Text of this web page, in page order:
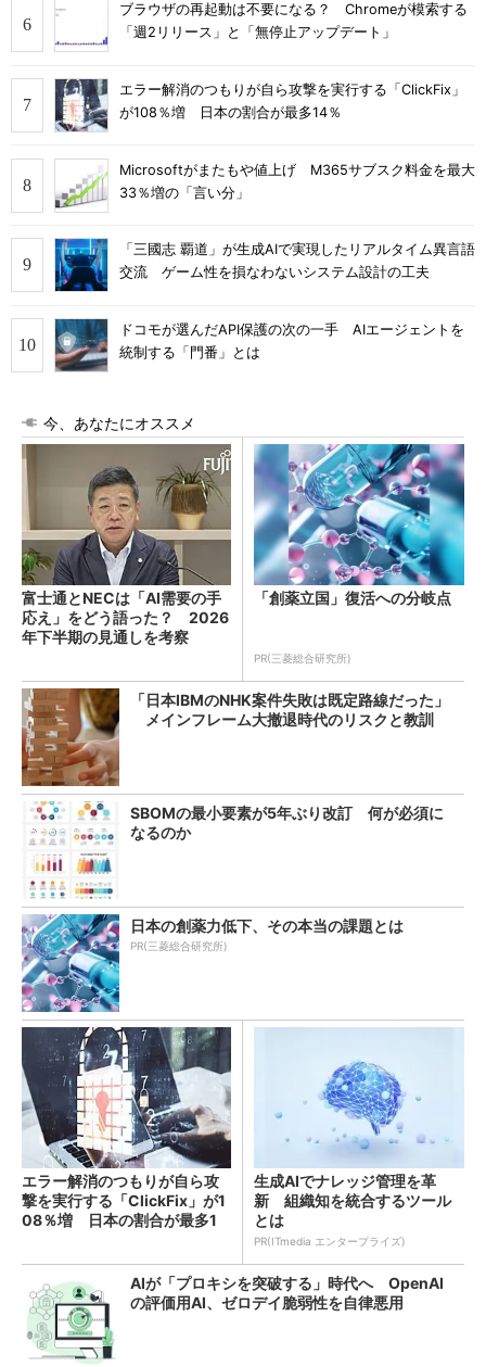
ブラウザの再起動は不要になる？ Chromeが模索する
「週2リリース」と「無停止アップデート」
エラー解消のつもりが自ら攻撃を実行する「ClickFix」
が108％増 日本の割合が最多14％
Microsoftがまたもや値上げ M365サブスク料金を最大
33％増の「言い分」
「三國志 覇道」が生成AIで実現したリアルタイム異言語
交流 ゲーム性を損なわないシステム設計の工夫
ドコモが選んだAPI保護の次の一手 AIエージェントを
統制する「門番」とは
今、あなたにオススメ
富士通とNECは「AI需要の手
応え」をどう語った？ 2026
年下半期の見通しを考察
「創薬立国」復活への分岐点
PR(三菱総合研究所)
「日本IBMのNHK案件失敗は既定路線だった」
メインフレーム大撤退時代のリスクと教訓
SBOMの最小要素が5年ぶり改訂 何が必須に
なるのか
日本の創薬力低下、その本当の課題とは
PR(三菱総合研究所)
エラー解消のつもりが自ら攻
撃を実行する「ClickFix」が1
08％増 日本の割合が最多1
生成AIでナレッジ管理を革
新 組織知を統合するツール
とは
PR(ITmedia エンタープライズ)
AIが「プロキシを突破する」時代へ OpenAI
の評価用AI、ゼロデイ脆弱性を自律悪用